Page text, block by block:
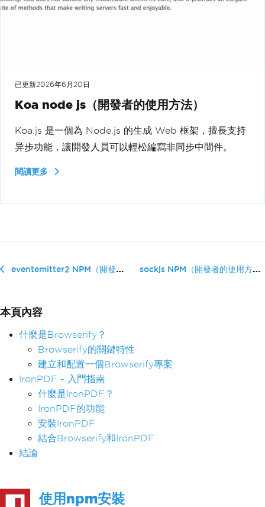
已更新2026年6月20日
Koa node js（開發者的使用方法）
Koa.js 是一個為 Node.js 的生成 Web 框架，擅長支持
异步功能，讓開發人員可以輕松編寫非同步中間件。
閱讀更多
eventemitter2 NPM（開發者的使用方法） sockjs NPM（開發者的使用方法）
本頁內容
什麼是Browserify？
Browserify的關鍵特性
建立和配置一個Browserify專案
IronPDF - 入門指南
什麼是IronPDF？
IronPDF的功能
安裝IronPDF
結合Browserify和IronPDF
結論
使用npm安裝